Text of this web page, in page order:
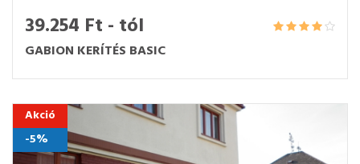
39.254 Ft - tól
GABION KERÍTÉS BASIC
Akció
-5%